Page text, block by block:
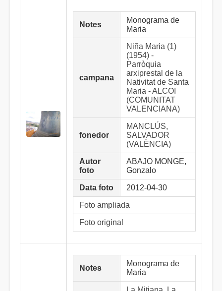
Notes
Monograma de
Maria
campana
Niña Maria (1)
(1954) -
Parròquia
arxiprestal de la
Nativitat de Santa
Maria - ALCOI
(COMUNITAT
VALENCIANA)
fonedor
MANCLÚS,
SALVADOR
(VALÈNCIA)
Autor
foto
ABAJO MONGE,
Gonzalo
Data foto 2012-04-30
Foto ampliada
Foto original
Notes
Monograma de
Maria